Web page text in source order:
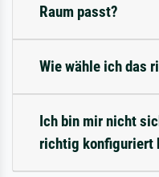
Raum passt?
Wie wähle ich das
Ich bin mir nicht
richtig konfiguriert